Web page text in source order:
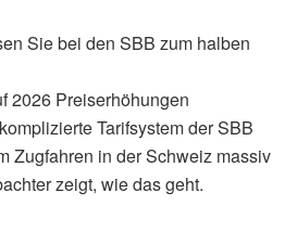
2026 Preiserhöhungen
Tarifsystem der SBB
Zugfahren in der Schweiz massiv
zeigt, wie das geht.